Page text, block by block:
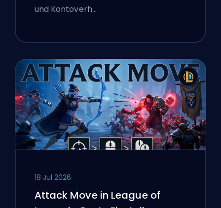
und Kontoverh…
18 Jul 2026
Attack Move in League of